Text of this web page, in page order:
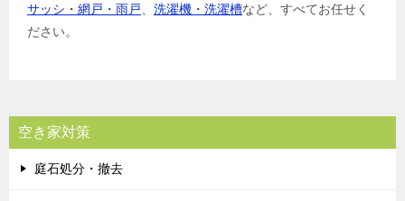
サッシ・網戸・雨戸
洗濯機・洗濯槽など、すべてお任せく
ださい。
空き家対策
庭石処分・撤去